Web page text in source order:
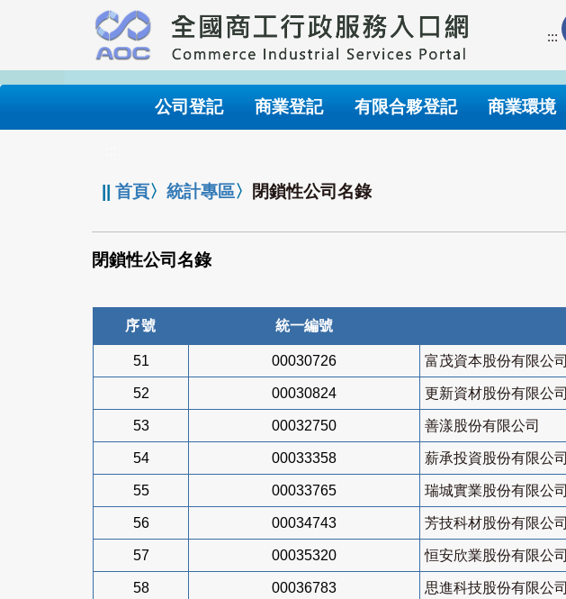
要
內
:::
公司登記 商業登記 有限合夥登記 商業環境
||首頁〉統計專區〉 閉鎖性公司名錄
閉鎖性公司名錄
序號 統一編號
51 00030726 富茂資本股份有限公司
52 00030824 更新資材股份有限公司
53 00032750 善漾股份有限公司
54 00033358 薪承投資股份有限公司
55 00033765 瑞城實業股份有限公司
56 00034743 芳技科材股份有限公司
57 00035320 恒安欣業股份有限公司
58 00036783 思進科技股份有限公司